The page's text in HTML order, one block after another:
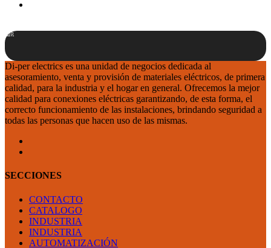
Top
Di-per electrics es una unidad de negocios dedicada al
asesoramiento, venta y provisión de materiales eléctricos, de primera
calidad, para la industria y el hogar en general. Ofrecemos la mejor
calidad para conexiones eléctricas garantizando, de esta forma, el
correcto funcionamiento de las instalaciones, brindando seguridad a
todas las personas que hacen uso de las mismas.
SECCIONES
CONTACTO
CATALOGO
INDUSTRIA
INDUSTRIA
AUTOMATIZACIÓN